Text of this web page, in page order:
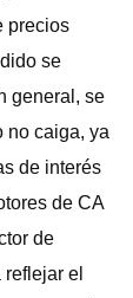
precios
se
general, se
no caiga, ya
de interés
de CA
de
el